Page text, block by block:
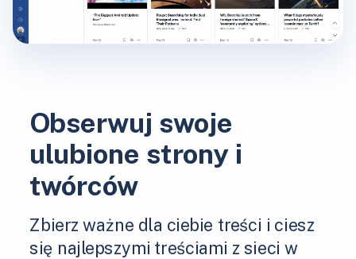
Obserwuj swoje
ulubione strony i
twórców
Zbierz ważne dla ciebie treści i ciesz
się najlepszymi treściami z sieci w